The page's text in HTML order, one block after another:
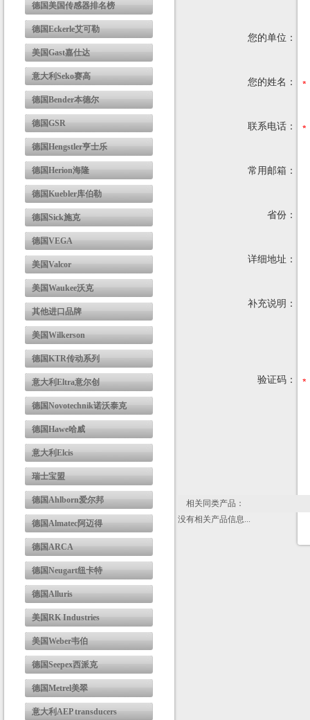
德国美国传感器排名榜
德国Eckerle艾可勒
美国Gast嘉仕达
意大利Seko赛高
德国Bender本德尔
德国GSR
德国Hengstler亨士乐
德国Herion海隆
德国Kuebler库伯勒
德国Sick施克
德国VEGA
美国Valcor
美国Waukee沃克
其他进口品牌
美国Wilkerson
德国KTR传动系列
意大利Eltra意尔创
德国Novotechnik诺沃泰克
德国Hawe哈威
意大利Elcis
瑞士宝盟
德国Ahlborn爱尔邦
德国Almatec阿迈得
德国ARCA
德国Neugart纽卡特
德国Alluris
美国RK Industries
美国Weber韦伯
德国Seepex西派克
德国Metrel美翠
意大利AEP transducers
您的单位：
您的姓名：
联系电话：
常用邮箱：
省份：
详细地址：
补充说明：
验证码：
相关同类产品：
没有相关产品信息...